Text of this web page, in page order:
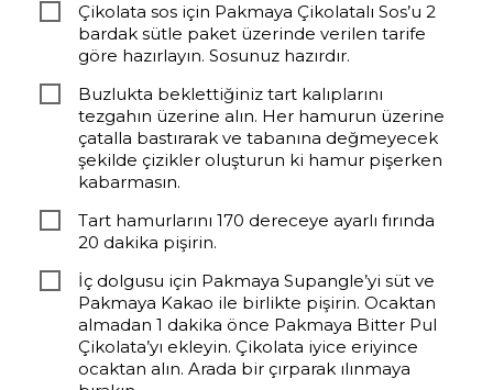
Çikolata sos için Pakmaya Çikolatalı Sos’u 2
bardak sütle paket üzerinde verilen tarife
göre hazırlayın. Sosunuz hazırdır.
Buzlukta beklettiğiniz tart kalıplarını
tezgahın üzerine alın. Her hamurun üzerine
çatalla bastırarak ve tabanına değmeyecek
şekilde çizikler oluşturun ki hamur pişerken
kabarmasın.
Tart hamurlarını 170 dereceye ayarlı fırında
20 dakika pişirin.
İç dolgusu için Pakmaya Supangle’yi süt ve
Pakmaya Kakao ile birlikte pişirin. Ocaktan
almadan 1 dakika önce Pakmaya Bitter Pul
Çikolata’yı ekleyin. Çikolata iyice eriyince
ocaktan alın. Arada bir çırparak ılınmaya